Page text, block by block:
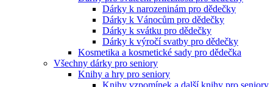
Dárky k narozeninám pro dědečky
Dárky k Vánocům pro dědečky
Dárky k svátku pro dědečky
Dárky k výročí svatby pro dědečky
Kosmetika a kosmetické sady pro dědečka
Všechny dárky pro seniory
Knihy a hry pro seniory
Knihy vzpomínek a další knihy pro seniory